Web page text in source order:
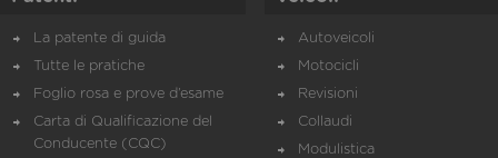
La patente di guida
Tutte le pratiche
Foglio rosa e prove d’esame
Carta di Qualificazione del
Conducente (CQC)
Autoveicoli
Motocicli
Revisioni
Collaudi
Modulistica